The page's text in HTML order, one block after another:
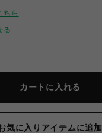
ちら
る
カートに入れる
気に入りアイテムに追加